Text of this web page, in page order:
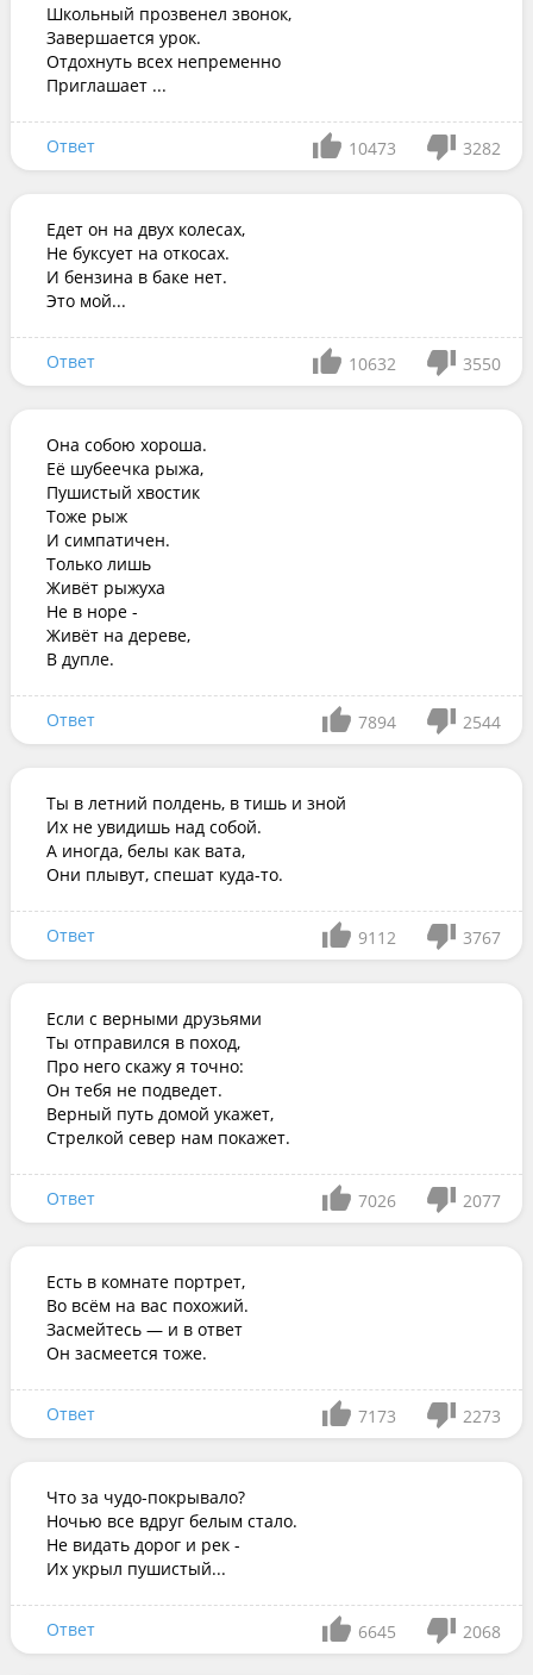
Школьный прозвенел звонок,
Завершается урок.
Отдохнуть всех непременно
Приглашает ...
Ответ 10473 3282
Едет он на двух колесах,
Не буксует на откосах.
И бензина в баке нет.
Это мой...
Ответ 10632 3550
Она собою хороша.
Её шубеечка рыжа,
Пушистый хвостик
Тоже рыж
И симпатичен.
Только лишь
Живёт рыжуха
Не в норе -
Живёт на дереве,
В дупле.
Ответ 7894 2544
Ты в летний полдень, в тишь и зной
Их не увидишь над собой.
А иногда, белы как вата,
Они плывут, спешат куда-то.
Ответ 9112 3767
Если с верными друзьями
Ты отправился в поход,
Про него скажу я точно:
Он тебя не подведет.
Верный путь домой укажет,
Стрелкой север нам покажет.
Ответ 7026 2077
Есть в комнате портрет,
Во всём на вас похожий.
Засмейтесь — и в ответ
Он засмеется тоже.
Ответ 7173 2273
Что за чудо-покрывало?
Ночью все вдруг белым стало.
Не видать дорог и рек -
Их укрыл пушистый...
Ответ 6645 2068